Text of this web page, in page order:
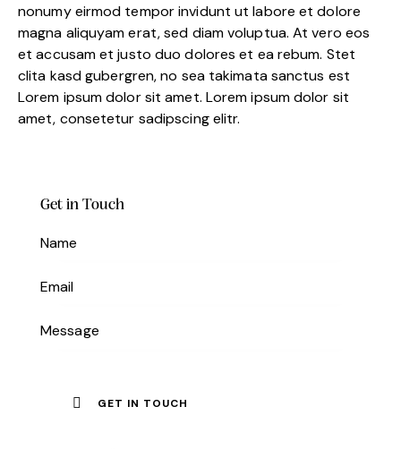
nonumy eirmod tempor invidunt ut labore et dolore
magna aliquyam erat, sed diam voluptua. At vero eos
et accusam et justo duo dolores et ea rebum. Stet
clita kasd gubergren, no sea takimata sanctus est
Lorem ipsum dolor sit amet. Lorem ipsum dolor sit
amet, consetetur sadipscing elitr.
Get in Touch